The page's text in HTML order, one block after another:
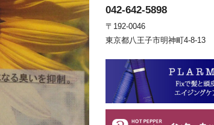
042-642-5898
〒192-0046
東京都八王子市明神町4-8-13